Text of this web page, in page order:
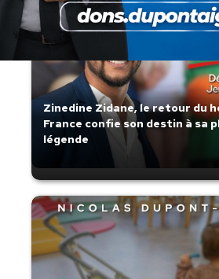
Zinedine Zidane, le retour du
France confie son destin à sa
légende